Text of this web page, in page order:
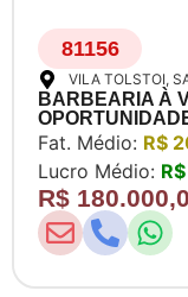
81156
VILA TOLSTOI,
BARBEARIA À
Fat. Médio: R$
Lucro Médio:
R$